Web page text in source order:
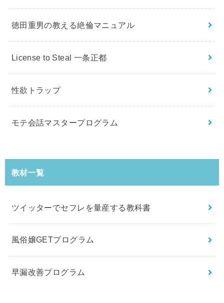
徳田重男の教える絶倫マニュアル
License to Steal 一条正都
性欲トラップ
モテ会話マスタープログラム
教材一覧
ツイッターでセフレを量産する教科書
風俗嬢GETプログラム
早漏改善プログラム